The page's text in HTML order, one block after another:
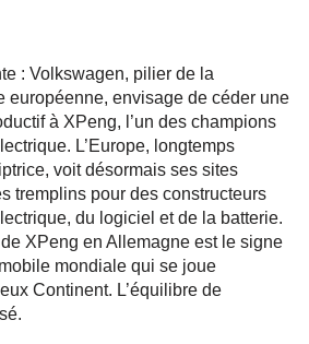
: Volkswagen, pilier de la
européenne, envisage de céder une
à XPeng, l’un des champions
L’Europe, longtemps
voit désormais ses sites
tremplins pour des constructeurs
du logiciel et de la batterie.
XPeng en Allemagne est le signe
mondiale qui se joue
Continent. L’équilibre de